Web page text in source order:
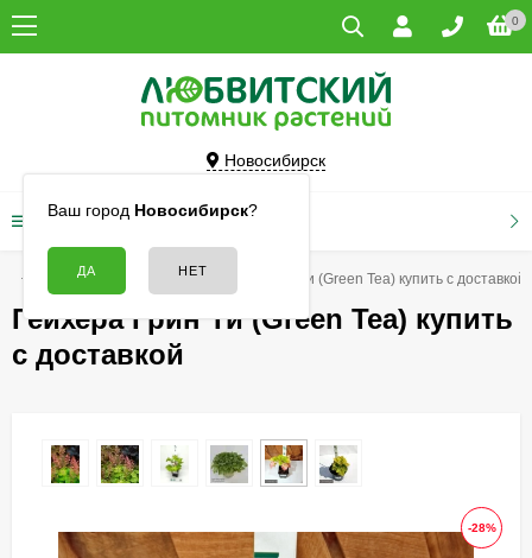
0
Новосибирск
Ваш город Новосибирск?
КАТАЛОГ ТОВАРОВ
Цветы Гейхера Грин Ти (Green Tea) купить с доставкой
Гейхера Грин Ти (Green Tea) купить
с доставкой
-28%